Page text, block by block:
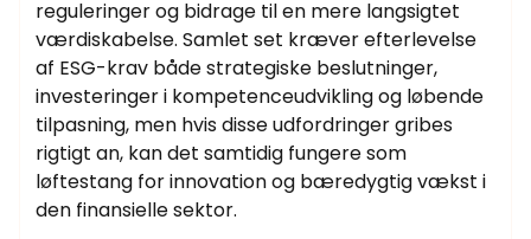
reguleringer og bidrage til en mere langsigtet
værdiskabelse. Samlet set kræver efterlevelse
af ESG-krav både strategiske beslutninger,
investeringer i kompetenceudvikling og løbende
tilpasning, men hvis disse udfordringer gribes
rigtigt an, kan det samtidig fungere som
løftestang for innovation og bæredygtig vækst i
den finansielle sektor.